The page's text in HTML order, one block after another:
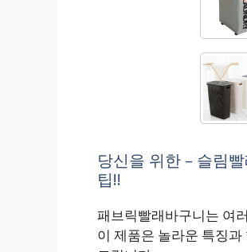
당신을 위한 – 슬림
팁!!
패브릭빨래바구니는 여
이 제품은 놀라운 특징